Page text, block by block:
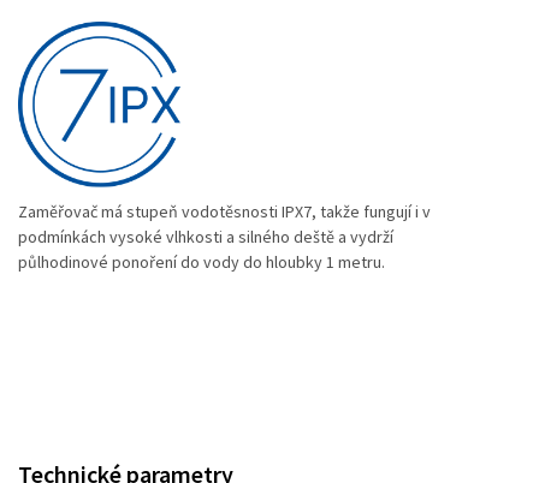
Zaměřovač má stupeň vodotěsnosti IPX7, takže fungují i v
podmínkách vysoké vlhkosti a silného deště a vydrží
půlhodinové ponoření do vody do hloubky 1 metru.
Technické parametry